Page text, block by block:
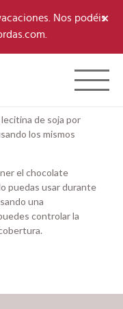
Nos podéis×
Toggle
#10020
de soja por
los mismos
el chocolate
puedas usar durante
una
controlar la